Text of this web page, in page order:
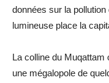
données sur la pollution
lumineuse place la
La colline du Muqattam
une mégalopole de